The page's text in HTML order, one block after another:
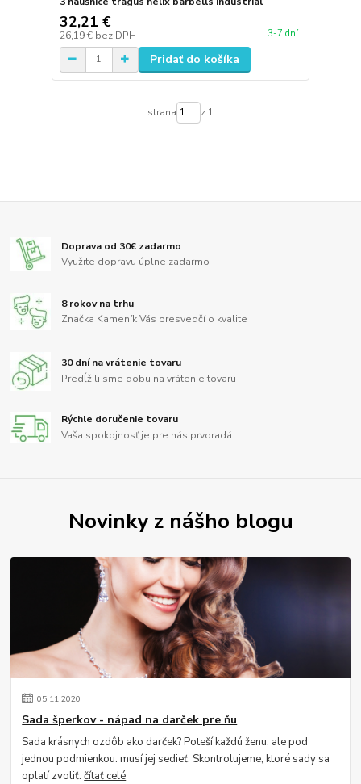
32,21 €
26,19 € bez DPH 3-7 dní
Pridať do košíka
strana z 1
Doprava od 30€ zadarmo
Využite dopravu úplne zadarmo
8 rokov na trhu
Značka Kameník Vás presvedčí o kvalite
30 dní na vrátenie tovaru
Predĺžili sme dobu na vrátenie tovaru
Rýchle doručenie tovaru
Vaša spokojnosť je pre nás prvoradá
Novinky z nášho blogu
05.11.2020
Sada šperkov - nápad na darček pre ňu
Sada krásnych ozdôb ako darček? Poteší každú ženu, ale pod
jednou podmienkou: musí jej sedieť. Skontrolujeme, ktoré sady sa
oplatí zvoliť.čítať celé